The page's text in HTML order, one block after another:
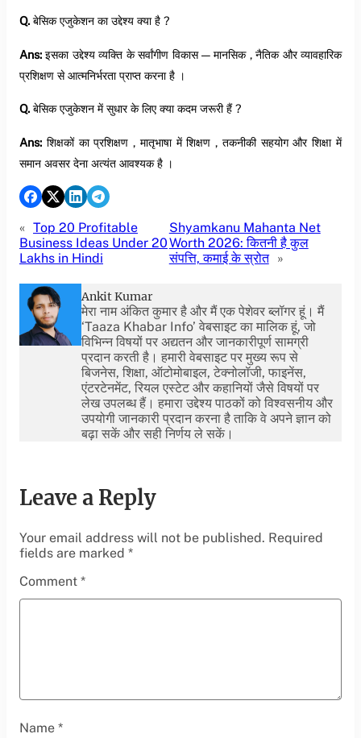
Q. बेसिक एजुकेशन का उद्देश्य क्या है ?
Ans:इसका उद्देश्य व्यक्ति के सर्वांगीण विकास — मानसिक , नैतिक और व्यावहारिक
प्रशिक्षण से आत्मनिर्भरता प्राप्त करना है ।
Q. बेसिक एजुकेशन में सुधार के लिए क्या कदम जरूरी हैं ?
Ans: शिक्षकों का प्रशिक्षण , मातृभाषा में शिक्षण , तकनीकी सहयोग और शिक्षा में
समान अवसर देना अत्यंत आवश्यक है ।
« Top 20 Profitable
Business Ideas Under 20
Lakhs in Hindi
Shyamkanu Mahanta Net
Worth 2026: कितनी है कुल
संपत्ति, कमाई के स्रोत »
Ankit Kumar
मेरा नाम अंकित कुमार है और मैं एक पेशेवर ब्लॉगर हूं। मैं
‘Taaza Khabar Info’ वेबसाइट का मालिक हूं, जो
विभिन्न विषयों पर अद्यतन और जानकारीपूर्ण सामग्री
प्रदान करती है। हमारी वेबसाइट पर मुख्य रूप से
बिजनेस, शिक्षा, ऑटोमोबाइल, टेक्नोलॉजी, फाइनेंस,
एंटरटेनमेंट, रियल एस्टेट और कहानियों जैसे विषयों पर
लेख उपलब्ध हैं। हमारा उद्देश्य पाठकों को विश्वसनीय और
उपयोगी जानकारी प्रदान करना है ताकि वे अपने ज्ञान को
बढ़ा सकें और सही निर्णय ले सकें।
Leave a Reply
Your email address will not be published. Required
fields are marked *
Comment *
Name *